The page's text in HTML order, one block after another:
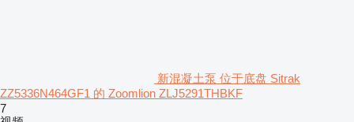
新混凝土泵 位于底盘 Sitrak
ZZ5336N464GF1 的 Zoomlion ZLJ5291THBKF
7